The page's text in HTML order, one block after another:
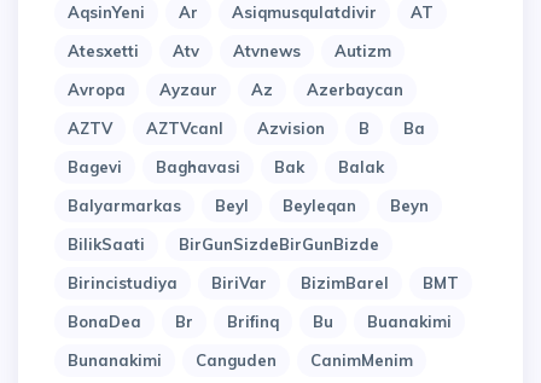
AqsinYeni
Ar Asiqmusqulatdivir
AT
Atesxetti
Atv Atvnews
Autizm
Avropa
Ayzaur Az
Azerbaycan
AZTV
AZTVcanl Azvision B
Ba
Bagevi
Baghavasi Bak
Balak
Balyarmarkas
Beyl Beyleqan
Beyn
BilikSaati
BirGunSizdeBirGunBizde
Birincistudiya
BiriVar BizimBarel
BMT
BonaDea
Br Brifinq Bu
Buanakimi
Bunanakimi
Canguden
CanimMenim